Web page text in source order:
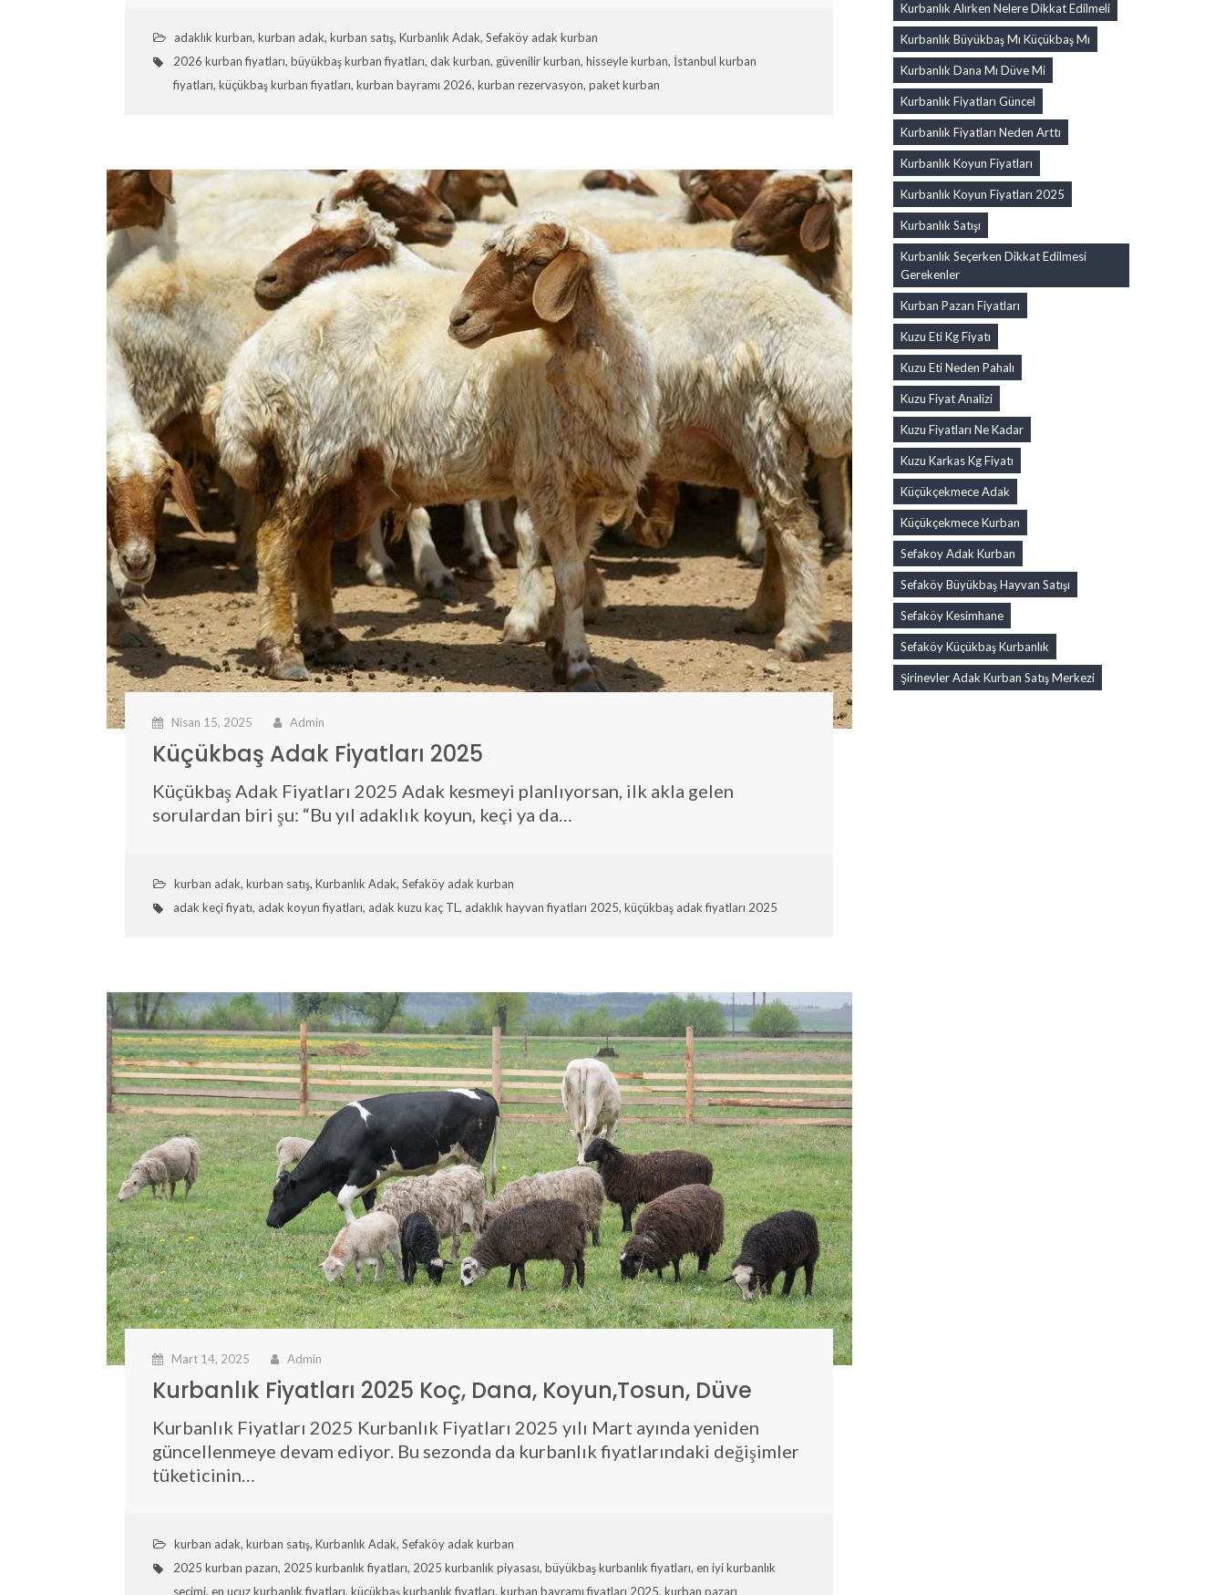
adaklık kurban,kurban adak,kurban satış,Kurbanlık Adak,Sefaköy adak kurban
2026 kurban fiyatları,büyükbaş kurban fiyatları,dak kurban, güvenilir kurban,hisseyle kurban,İstanbul kurban
fiyatları,küçükbaş kurban fiyatları,kurban bayramı 2026,kurban rezervasyon,paket kurban
Nisan 15, 2025 Admin
Küçükbaş Adak Fiyatları 2025
Küçükbaş Adak Fiyatları 2025 Adak kesmeyi planlıyorsan, ilk akla gelen
sorulardan biri şu: “Bu yıl adaklık koyun, keçi ya da…
kurban adak,kurban satış,Kurbanlık Adak,Sefaköy adak kurban
adak keçi fiyatı, adak koyun fiyatları, adak kuzu kaç TL, adaklık hayvan fiyatları 2025,küçükbaş adak fiyatları 2025
Mart 14, 2025 Admin
Kurbanlık Fiyatları 2025 Koç, Dana, Koyun,Tosun, Düve
Kurbanlık Fiyatları 2025 Kurbanlık Fiyatları 2025 yılı Mart ayında yeniden
güncellenmeye devam ediyor. Bu sezonda da kurbanlık fiyatlarındaki değişimler
tüketicinin…
kurban adak,kurban satış,Kurbanlık Adak,Sefaköy adak kurban
2025 kurban pazarı, 2025 kurbanlık fiyatları, 2025 kurbanlık piyasası,büyükbaş kurbanlık fiyatları,en iyi kurbanlık
seçimi,en ucuz kurbanlık fiyatları,küçükbaş kurbanlık fiyatları,kurban bayramı fiyatları 2025,kurban pazarı
Kurbanlık Alırken Nelere Dikkat Edilmeli
Kurbanlık Büyükbaş Mı Küçükbaş Mı
Kurbanlık Dana Mı Düve Mi
Kurbanlık Fiyatları Güncel
Kurbanlık Fiyatları Neden Arttı
Kurbanlık Koyun Fiyatları
Kurbanlık Koyun Fiyatları 2025
Kurbanlık Satışı
Kurbanlık Seçerken Dikkat Edilmesi
Gerekenler
Kurban Pazarı Fiyatları
Kuzu Eti Kg Fiyatı
Kuzu Eti Neden Pahalı
Kuzu Fiyat Analizi
Kuzu Fiyatları Ne Kadar
Kuzu Karkas Kg Fiyatı
Küçükçekmece Adak
Küçükçekmece Kurban
Sefakoy Adak Kurban
Sefaköy Büyükbaş Hayvan Satışı
Sefaköy Kesimhane
Sefaköy Küçükbaş Kurbanlık
Şirinevler Adak Kurban Satış Merkezi